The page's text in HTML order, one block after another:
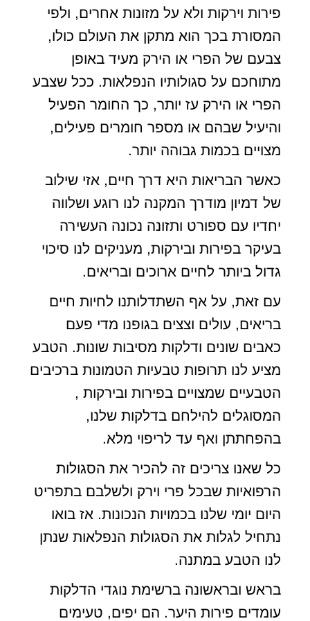
פירות וירקות ולא על מזונות אחרים, ולפי
המסורת בכך הוא מתקן את העולם כולו,
צבעם של הפרי או הירק מעיד באופן
מתוחכם על סגולותיו הנפלאות. ככל שצבע
הפרי או הירק עז יותר, כך החומר הפעיל
והיעיל שבהם או מספר חומרים פעילים,
מצויים בכמות גבוהה יותר.
כאשר הבריאות היא דרך חיים, אזי שילוב
של דמיון מודרך המקנה לנו רוגע ושלווה
יחדיו עם ספורט ותזונה נכונה העשירה
בעיקר בפירות ובירקות, מעניקים לנו סיכוי
גדול ביותר לחיים ארוכים ובריאים.
עם זאת, על אף השתדלותנו לחיות חיים
בריאים, עולים וצצים בגופנו מדי פעם
כאבים שונים ודלקות מסיבות שונות. הטבע
מציע לנו תרופות טבעיות הטמונות ברכיבים
הטבעיים שמצויים בפירות ובירקות ,
המסוגלים להילחם בדלקות שלנו,
בהפחתתן ואף עד לריפוי מלא.
כל שאנו צריכים זה להכיר את הסגולות
הרפואיות שבכל פרי וירק ולשלבם בתפריט
היום יומי שלנו בכמויות הנכונות. אז בואו
נתחיל לגלות את הסגולות הנפלאות שנתן
לנו הטבע במתנה.
בראש ובראשונה ברשימת נוגדי הדלקות
עומדים פירות היער. הם יפים, טעימים